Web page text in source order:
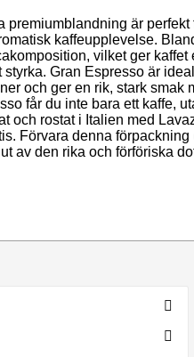
premiumblandning är
kaffeupplevelse.
vilket ger
styrka. Gran Espresso är
och ger en rik, stark smak
får du inte bara ett kaffe,
och rostat i Italien med
Förvara denna
av den rika och förföriska